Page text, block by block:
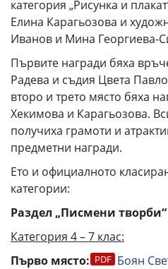
категория „Рисунка и
Елина Карагьозова и
Иванов и Мина Георгиева-
Първите награди бяха
Радева и съдия Цвета
второ и трето място бяха
Хекимова и Карагьозова.
получиха грамоти и
предметни награди.
Eто и официалното
категории:
Раздел „Писмени творби“
Категория 4 – 7 клас:
Първо място:
Боян